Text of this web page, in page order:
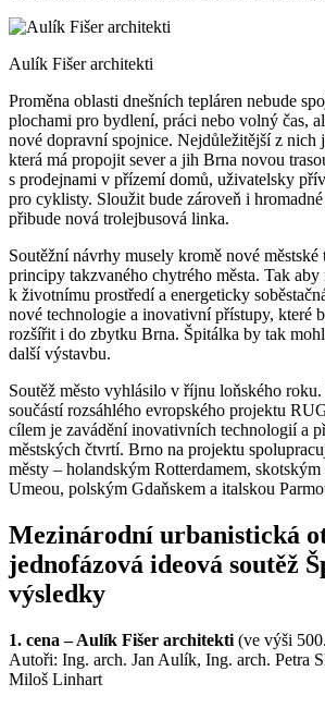
Aulík Fišer architekti
Proměna oblasti dnešních tepláren nebude
plochami pro bydlení, práci nebo volný čas,
nové dopravní spojnice. Nejdůležitější z nich
která má propojit sever a jih Brna novou
s prodejnami v přízemí domů, uživatelsky
pro cyklisty. Sloužit bude zároveň i
přibude nová trolejbusová linka.
Soutěžní návrhy musely kromě nové
principy takzvaného chytrého města. Tak
k životnímu prostředí a energeticky
nové technologie a inovativní přístupy, které
rozšířit i do zbytku Brna. Špitálka by tak
další výstavbu.
Soutěž město vyhlásilo v říjnu loňského
součástí rozsáhlého evropského projektu
cílem je zavádění inovativních technologií a
městských čtvrtí. Brno na projektu
městy – holandským Rotterdamem,
Umeou, polským Gdaňskem a italskou
Mezinárodní urbanistická
jednofázová ideová soutěž
výsledky
1. cena – Aulík Fišer architekti (ve výši
Autoři: Ing. arch. Jan Aulík, Ing. arch. Petra
Miloš Linhart